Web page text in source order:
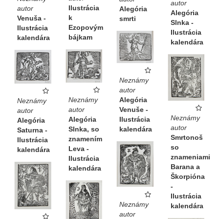
autor
Venuša -
Ilustrácia
kalendára
Ilustrácia
k
Ezopovým
bájkam
Alegória
smrti
autor
Alegória
Slnka -
Ilustrácia
kalendára
Neznámy
autor
Alegória
Venuše -
Ilustrácia
kalendára
Neznámy
autor
Alegória
Slnka, so
znamením
Leva -
Ilustrácia
kalendára
Neznámy
autor
Alegória
Saturna -
Ilustrácia
kalendára
Neznámy
autor
Smrtonoš
so
znameniami
Barana a
Škorpióna
-
Ilustrácia
kalendára
Neznámy
autor